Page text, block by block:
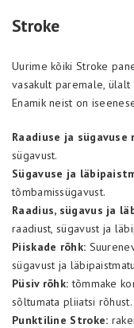
Stroke
Uurime kõiki Stroke
vasakult paremale, ülalt
Enamik neist on
Raadiuse ja sügavuse
sügavust.
Sügavuse ja
tõmbamissügavust.
Raadius, sügavus ja
raadiust, sügavust ja
Piiskade rõhk:
sügavust ja
Püsiv rõhk: tõmmake
sõltumata pliiatsi rõhust.
Punktiline Stroke: